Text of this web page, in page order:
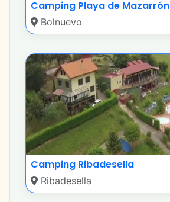
Camping Playa de Mazarrón
Bolnuevo
Camping Ribadesella
Ribadesella